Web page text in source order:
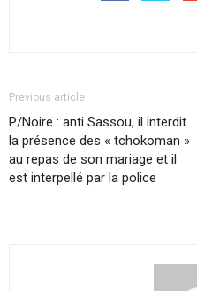
Previous article
P/Noire : anti Sassou, il interdit
la présence des « tchokoman »
au repas de son mariage et il
est interpellé par la police